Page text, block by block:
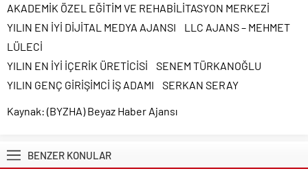
AKADEMİK ÖZEL EĞİTİM VE REHABİLİTASYON MERKEZİ
YILIN EN İYİ DİJİTAL MEDYA AJANSI LLC AJANS – MEHMET
LÜLECİ
YILIN EN İYİ İÇERİK ÜRETİCİSİ SENEM TÜRKANOĞLU
YILIN GENÇ GİRİŞİMCİ İŞ ADAMI SERKAN SERAY
Kaynak: (BYZHA) Beyaz Haber Ajansı
BENZER KONULAR